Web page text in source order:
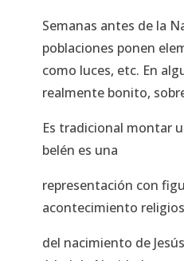
Semanas antes de la
poblaciones ponen
como luces, etc. En
realmente bonito,
Es tradicional montar
belén es una
representación con
acontecimiento
del nacimiento de